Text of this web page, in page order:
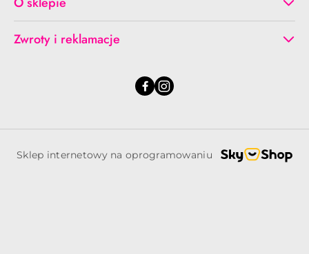
Zwroty i reklamacje
Sklep internetowy na oprogramowaniu